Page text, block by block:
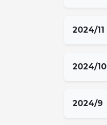
2024/11
2024/10
2024/9